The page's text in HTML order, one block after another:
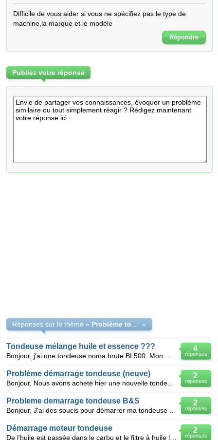
Difficile de vous aider si vous ne spécifiez pas le type de
machine,la marque et le modèle
Répondre
Publiez votre réponse
Réponses sur le thème « »
4
réponses
Tondeuse mélange huile et essence ???
2
réponses
Problème démarrage tondeuse (neuve)
2
réponses
Probleme demarrage tondeuse B&S
2
réponses
Démarrage moteur tondeuse